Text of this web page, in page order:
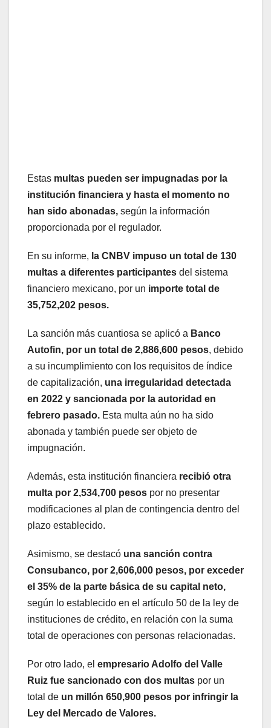
Estas multas pueden ser impugnadas por la
institución financiera y hasta el momento no
han sido abonadas, según la información
proporcionada por el regulador.
En su informe, la CNBV impuso un total de 130
multas a diferentes participantes del sistema
financiero mexicano, por un importe total de
35,752,202 pesos.
La sanción más cuantiosa se aplicó a Banco
Autofin, por un total de 2,886,600 pesos, debido
a su incumplimiento con los requisitos de índice
de capitalización, una irregularidad detectada
en 2022 y sancionada por la autoridad en
febrero pasado. Esta multa aún no ha sido
abonada y también puede ser objeto de
impugnación.
Además, esta institución financiera recibió otra
multa por 2,534,700 pesos por no presentar
modificaciones al plan de contingencia dentro del
plazo establecido.
Asimismo, se destacó una sanción contra
Consubanco, por 2,606,000 pesos, por exceder
el 35% de la parte básica de su capital neto,
según lo establecido en el artículo 50 de la ley de
instituciones de crédito, en relación con la suma
total de operaciones con personas relacionadas.
Por otro lado, el empresario Adolfo del Valle
Ruiz fue sancionado con dos multas por un
total de un millón 650,900 pesos por infringir la
Ley del Mercado de Valores.